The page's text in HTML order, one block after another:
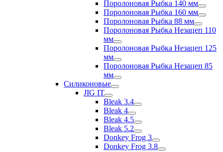
Поролоновая Рыбка 140 мм
Поролоновая Рыбка 160 мм
Поролоновая Рыбка 88 мм
Поролоновая Рыбка Незацеп 110
мм
Поролоновая Рыбка Незацеп 125
мм
Поролоновая Рыбка Незацеп 85
мм
Силиконовые
JIG IT
Bleak 3.4
Bleak 4
Bleak 4.5
Bleak 5.2
Donkey Frog 3
Donkey Frog 3.8